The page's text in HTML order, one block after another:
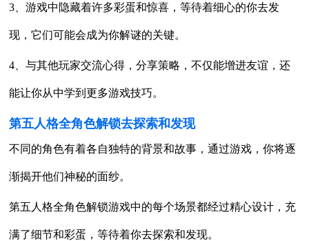
3、游戏中隐藏着许多彩蛋和惊喜，等待着细心的你去发
现，它们可能会成为你解谜的关键。
4、与其他玩家交流心得，分享策略，不仅能增进友谊，还
能让你从中学到更多游戏技巧。
第五人格全角色解锁去探索和发现
不同的角色有着各自独特的背景和故事，通过游戏，你将逐
渐揭开他们神秘的面纱。
第五人格全角色解锁游戏中的每个场景都经过精心设计，充
满了细节和彩蛋，等待着你去探索和发现。